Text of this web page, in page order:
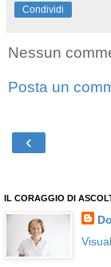
Condividi
Nessun
Posta un
‹
IL CORAGGIO DI